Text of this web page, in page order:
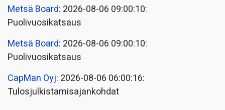
Metsä Board: 2026-08-06 09:00:10:
Puolivuosikatsaus
Metsä Board: 2026-08-06 09:00:10:
Puolivuosikatsaus
CapMan Oyj: 2026-08-06 06:00:16:
Tulosjulkistamisajankohdat